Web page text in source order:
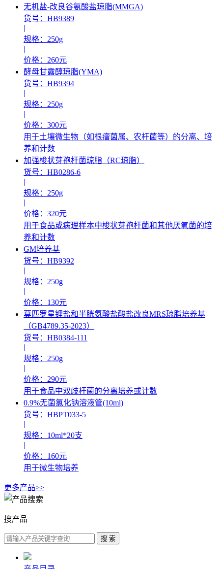
无机盐-改良谷氨酸盐琼脂(MMGA)
货号：HB9389
|
规格：250g
|
价格：260元
酵母甘露醇琼脂(YMA)
货号：HB9394
|
规格：250g
|
价格：300元
用于土壤微生物（如根瘤菌属、农杆菌等）的分离、培
养和计数
加强梭状芽孢杆菌琼脂（RC琼脂）
货号：HB0286-6
|
规格：250g
|
价格：320元
用于食品或病理样本中梭状芽孢杆菌和其他厌氧菌的培
养和计数
GM培养基
货号：HB9392
|
规格：250g
|
价格：130元
莫匹罗星锂盐和半胱氨酸盐酸盐改良MRS琼脂培养基
（GB4789.35-2023）
货号：HB0384-111
|
规格：250g
|
价格：290元
用于食品中双歧杆菌的分离培养或计数
0.9%无菌氯化钠溶液管(10ml)
货号：HBPT033-5
|
规格：10ml*20支
|
价格：160元
用于微生物培养
更多产品>>
搜产品